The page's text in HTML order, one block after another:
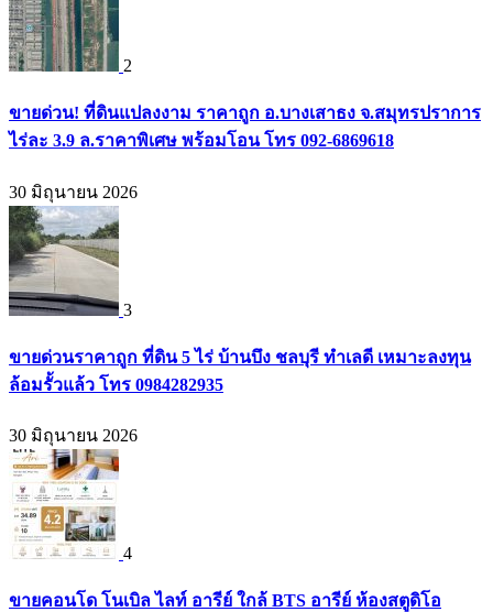
2
ขายด่วน! ที่ดินแปลงงาม ราคาถูก อ.บางเสาธง จ.สมุทรปราการ
ไร่ละ 3.9 ล.ราคาพิเศษ พร้อมโอน โทร 092-6869618
30 มิถุนายน 2026
3
ขายด่วนราคาถูก ที่ดิน 5 ไร่ บ้านบึง ชลบุรี ทำเลดี เหมาะลงทุน
ล้อมรั้วแล้ว โทร 0984282935
30 มิถุนายน 2026
4
ขายคอนโด โนเบิล ไลท์ อารีย์ ใกล้ BTS อารีย์ ห้องสตูดิโอ